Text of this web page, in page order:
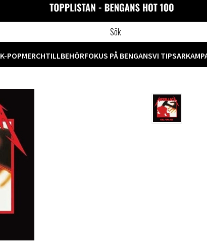
K-POPMERCHTILLBEHÖRFOKUS PÅ BENGANSVI TIPSAR